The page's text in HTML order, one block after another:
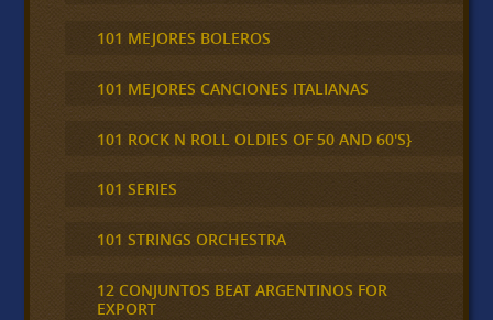
101 MEJORES BOLEROS
101 MEJORES CANCIONES ITALIANAS
101 ROCK N ROLL OLDIES OF 50 AND 60'S}
101 SERIES
101 STRINGS ORCHESTRA
12 CONJUNTOS BEAT ARGENTINOS FOR
EXPORT